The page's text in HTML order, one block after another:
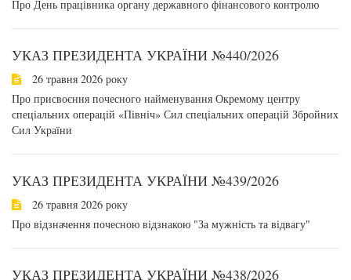
Про День працівника органу державного фінансового контролю
УКАЗ ПРЕЗИДЕНТА УКРАЇНИ №440/2026
26 травня 2026 року
Про присвоєння почесного найменування Окремому центру
спеціальних операцій «Північ» Сил спеціальних операцій Збройних
Сил України
УКАЗ ПРЕЗИДЕНТА УКРАЇНИ №439/2026
26 травня 2026 року
Про відзначення почесною відзнакою "За мужність та відвагу"
УКАЗ ПРЕЗИДЕНТА УКРАЇНИ №438/2026